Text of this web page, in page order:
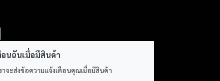
อนฉันเมื่อมีสินค้า
าจะส่งข้อความแจ้งเตือนคุณเมื่อมีสินค้า